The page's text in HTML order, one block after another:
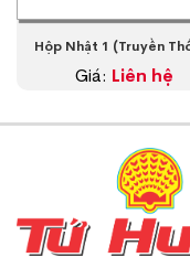
Hộp Nhật 1 (Truyền
Giá: Liên hệ